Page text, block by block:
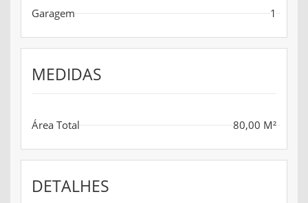
Garagem
1
MEDIDAS
Área Total 80,00 M²
DETALHES